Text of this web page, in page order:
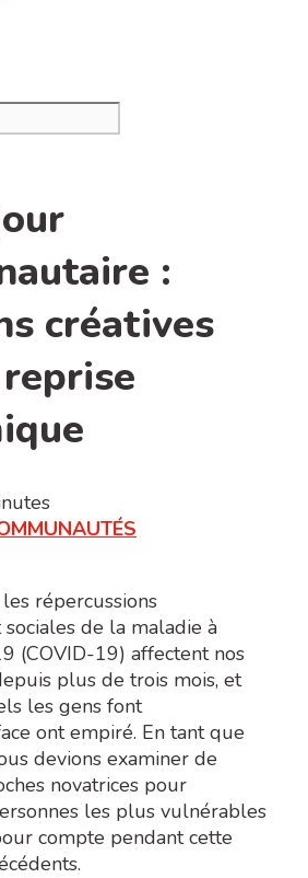
:
créatives
répercussions
de la maladie à
(COVID-19) affectent nos
plus de trois mois, et
les gens font
ont empiré. En tant que
devions examiner de
novatrices pour
les plus vulnérables
compte pendant cette